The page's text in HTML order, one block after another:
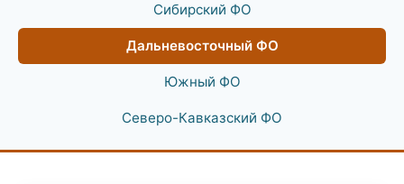
Сибирский ФО
Дальневосточный ФО
Южный ФО
Северо-Кавказский ФО